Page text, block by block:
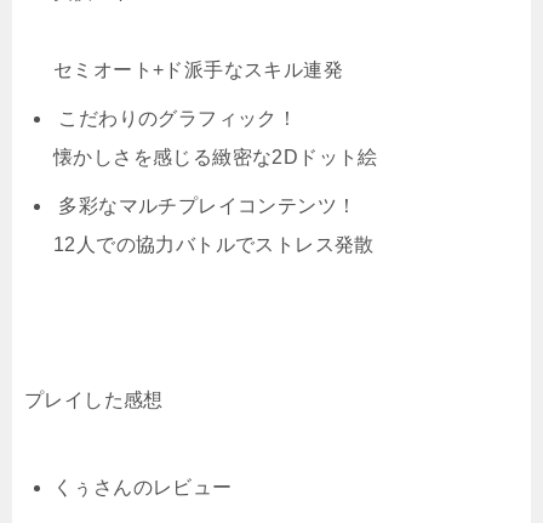
セミオート+ド派手なスキル連発
こだわりのグラフィック！
懐かしさを感じる緻密な2Dドット絵
多彩なマルチプレイコンテンツ！
12人での協力バトルでストレス発散
プレイした感想
くぅさんのレビュー